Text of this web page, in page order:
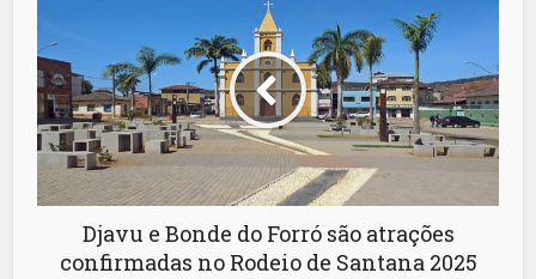
Djavu e Bonde do Forró são atrações
confirmadas no Rodeio de Santana 2025